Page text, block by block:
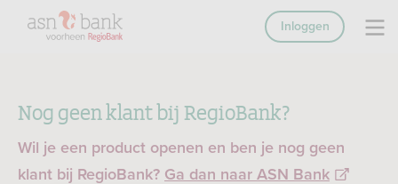
Nog geen klant bij RegioBank?
Wil je een product openen en ben je nog geen
klant bij RegioBank? Ga dan naar ASN Bank
Inloggen